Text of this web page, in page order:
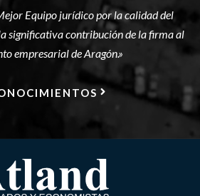
Equipo jurídico por la calidad del
significativa contribución de la firma al
empresarial de Aragón.»